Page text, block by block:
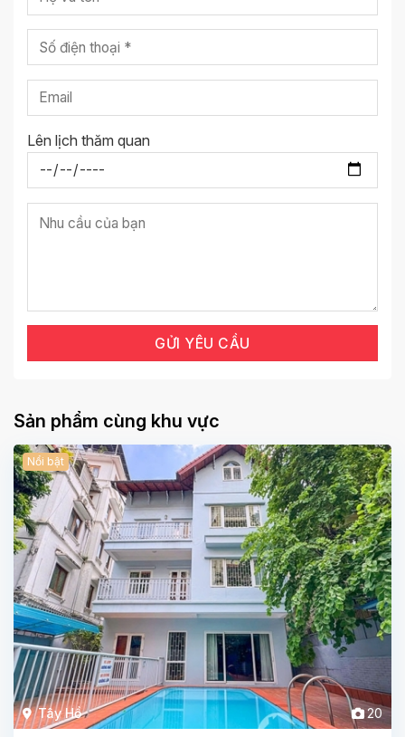
Lên lịch thăm quan
Sản phẩm cùng khu vực
Tây Hồ 20
Nổi bật